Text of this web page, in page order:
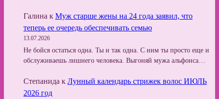
Галина к Муж старше жены на 24 года заявил, что
теперь ее очередь обеспечивать семью
13.07.2026
Не бойся остаться одна. Ты и так одна. С ним ты просто еще и
обслуживаешь лишнего человека. Выгоняй мужа альфонса…
Степанида к Лунный календарь стрижек волос ИЮЛЬ
2026 год